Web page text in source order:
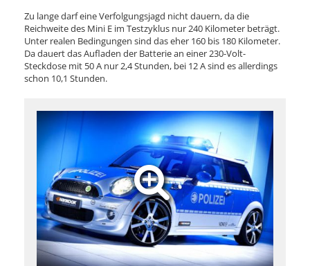
Zu lange darf eine Verfolgungsjagd nicht dauern, da die
Reichweite des Mini E im Testzyklus nur 240 Kilometer beträgt.
Unter realen Bedingungen sind das eher 160 bis 180 Kilometer.
Da dauert das Aufladen der Batterie an einer 230-Volt-
Steckdose mit 50 A nur 2,4 Stunden, bei 12 A sind es allerdings
schon 10,1 Stunden.